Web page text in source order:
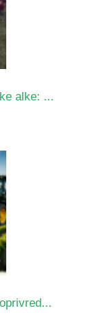
alke: ...